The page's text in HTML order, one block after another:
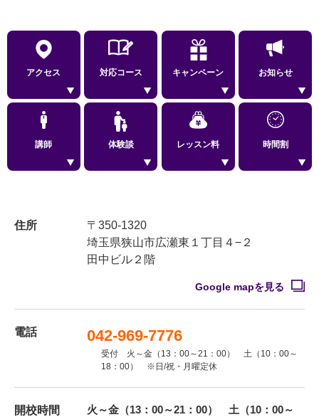
アクセス 対応コース キャンペーン お知らせ
講師 体験談 レッスン料 時間割
住所
〒350-1320
埼玉県狭山市広瀬東１丁目４−２
田中ビル２階
Google mapを見る
電話 042-969-7776
受付 火～金（13：00～21：00） 土（10：00～
18：00） ※日/祝・月曜定休
開校時間
火～金（13：00～21：00） 土（10：00～